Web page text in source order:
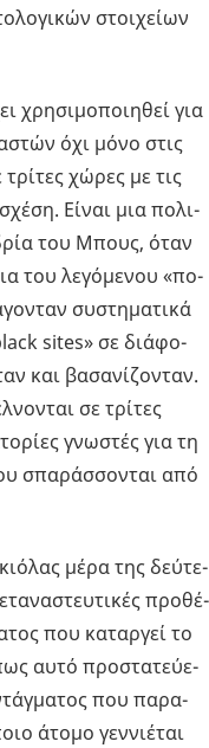
στοι­χεί­ων
χρη­σι­μο­ποι­η­θεί για
όχι μόνο στις
χώρες με τις
Είναι μια πο­λι­
του Μπους, όταν
του λε­γό­με­νου «πο­
συ­στη­μα­τι­κά
sites» σε διά­φο­
και βα­σα­νί­ζο­νταν.
σε τρί­τες
γνω­στές για τη
σπα­ράσ­σο­νται από
μέρα της δεύ­τε­
προ­θέ­
που κα­ταρ­γεί το
αυτό προ­στα­τεύ­ε­
που πα­ρα­
άτομο γεν­νιέ­ται